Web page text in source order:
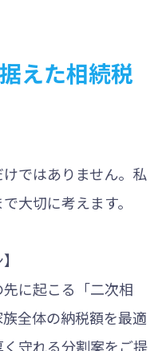
えた相続税
ではありません。私
大切に考えます。
に起こる「二次相
全体の納税額を最適
守れる分割案をご提